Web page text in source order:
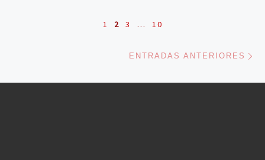
1 2 3 … 10
ENTRADAS ANTERIORES